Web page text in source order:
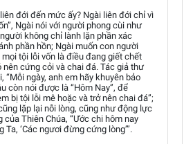
đới đến mức ấy? Ngài liên đới chỉ vì
Ngài nói với người phong cùi như
không chỉ lành lặn phần xác
phần hồn; Ngài muốn con người
tội lỗi vốn là điều đang giết chết
nên cứng cỏi và chai đá. Tác giả thư
“Mỗi ngày, anh em hãy khuyên bảo
còn nói được là “Hôm Nay”, để
bị tội lỗi mê hoặc và trở nên chai đá”;
lặp lại nỗi lòng, cũng như động lực
của Thiên Chúa, “Ước chi hôm nay
‘Các ngươi đừng cứng lòng’”.